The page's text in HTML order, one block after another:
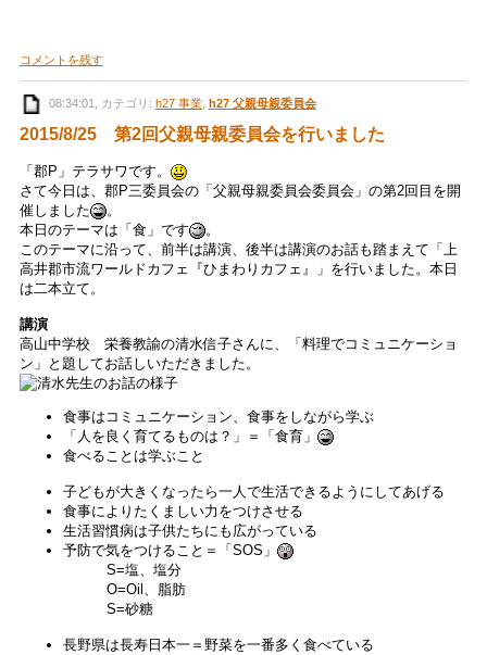
コメントを残す
08:34:01, カテゴリ: h27 事業, h27 父親母親委員会
2015/8/25 第2回父親母親委員会を行いました
「郡P」テラサワです。
さて今日は、郡P三委員会の「父親母親委員会委員会」の第2回目を開
催しました
。
本日のテーマは「食」です
。
このテーマに沿って、前半は講演、後半は講演のお話も踏まえて「上
高井郡市流ワールドカフェ『ひまわりカフェ』」を行いました。本日
は二本立て。
講演
高山中学校 栄養教諭の清水信子さんに、「料理でコミュニケーショ
ン」と題してお話しいただきました。
食事はコミュニケーション、食事をしながら学ぶ
「人を良く育てるものは？」＝「食育」
食べることは学ぶこと
子どもが大きくなったら一人で生活できるようにしてあげる
食事によりたくましい力をつけさせる
生活習慣病は子供たちにも広がっている
予防で気をつけること＝「SOS」
S=塩、塩分
O=Oil、脂肪
S=砂糖
長野県は長寿日本一＝野菜を一番多く食べている